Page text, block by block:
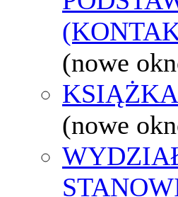
(nowe
(nowe